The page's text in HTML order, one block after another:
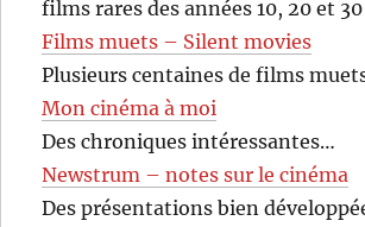
films rares des années 10, 20 et 30
Films muets – Silent movies
Plusieurs centaines de films
Mon cinéma à moi
Des chroniques intéressantes…
Newstrum – notes sur le cinéma
Des présentations bien